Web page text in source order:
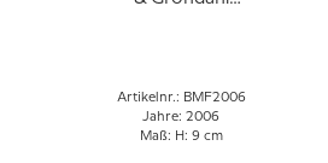
Artikelnr.: BMF2006
Jahre: 2006
Maß: H: 9 cm